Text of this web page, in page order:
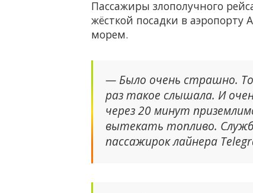
Пассажиры злополучного
жёсткой посадки в
морем.
— Было очень страшно. То
раз такое слышала. И
через 20 минут
вытекать топливо.
пассажирок лайнера